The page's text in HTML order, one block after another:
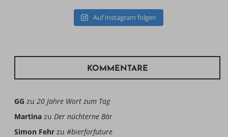
Auf Instagram folgen
KOMMENTARE
GG zu 20 Jahre Wort zum Tag
Martina zu Der nüchterne Bär
Simon Fehr zu #bierforfuture